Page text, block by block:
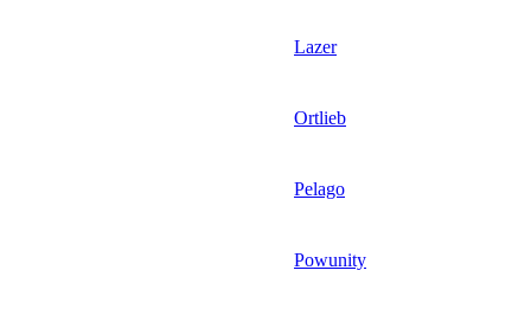
Lazer
Ortlieb
Pelago
Powunity